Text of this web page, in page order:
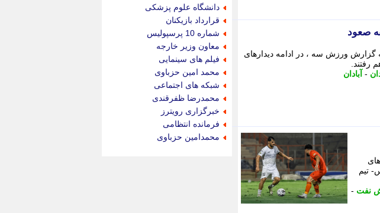
گزارش ورزش سه ، در ادامه دیدارهای
رفتند.
- آبادان
تیم
نفت -
دانشگاه علوم پزشکی
قرارداد بازیکنان
شماره 10 پرسپولیس
معاون وزیر خارجه
فیلم های سینمایی
محمد امین حزباوی
شبکه های اجتماعی
محمدرضا ظفرقندی
خبرگزاری رویترز
فرمانده انتظامی
محمدامین حزباوی